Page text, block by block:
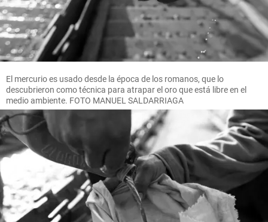
El mercurio es usado desde la época de los romanos, que lo
descubrieron como técnica para atrapar el oro que está libre en el
medio ambiente. FOTO MANUEL SALDARRIAGA